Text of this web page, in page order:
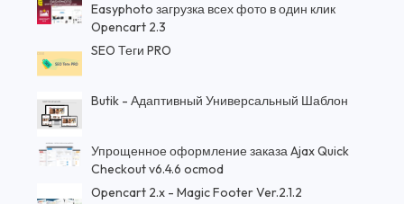
Easyphoto загрузка всех фото в один клик
Opencart 2.3
SEO Теги PRO
Butik - Адаптивный Универсальный Шаблон
Упрощенное оформление заказа Ajax Quick
Checkout v6.4.6 ocmod
Opencart 2.x - Magic Footer Ver.2.1.2